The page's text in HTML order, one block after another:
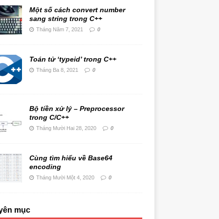
Một số cách convert number
sang string trong C++
Tháng Năm 7, 2021 0
Toán tử ‘typeid’ trong C++
Tháng Ba 8, 2021 0
Bộ tiền xử lý – Preprocessor
trong C/C++
Tháng Mười Hai 28, 2020 0
Cùng tìm hiểu về Base64
encoding
Tháng Mười Một 4, 2020 0
mục